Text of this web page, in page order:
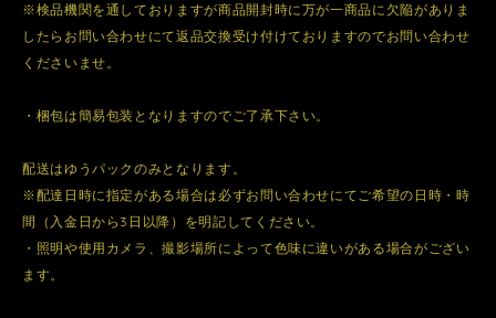
※検品機関を通しておりますが商品開封時に万が一商品に欠陥がありま
したらお問い合わせにて返品交換受け付けておりますのでお問い合わせ
くださいませ。
・梱包は簡易包装となりますのでご了承下さい。
配送はゆうパックのみとなります。
※配達日時に指定がある場合は必ずお問い合わせにてご希望の日時・時
間（入金日から3日以降）を明記してください。
・照明や使用カメラ、撮影場所によって色味に違いがある場合がござい
ます。